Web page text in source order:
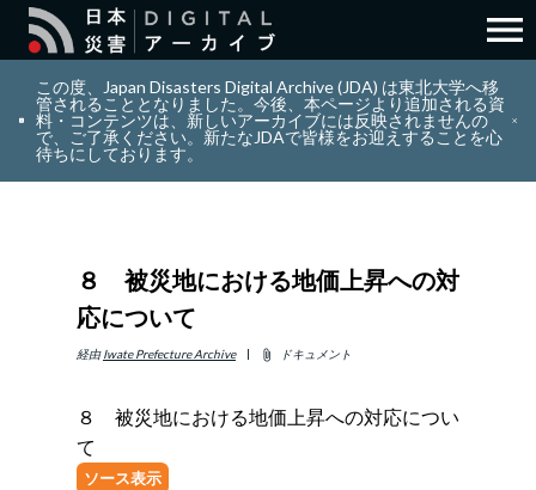
search 検索
layers コレクション
info_outline リソース
アバウト
ENGLISH 日本語
menu
この度、Japan Disasters Digital Archive (JDA) は東北大学へ移
管されることとなりました。今後、本ページより追加される資
料・コンテンツは、新しいアーカイブには反映されませんの
で、ご了承ください。新たなJDAで皆様をお迎えすることを心
待ちにしております。
８ 被災地における地価上昇への対
応について
経由 Iwate Prefecture Archive attach_file ドキュメント
８ 被災地における地価上昇への対応につい
て
ソース表示